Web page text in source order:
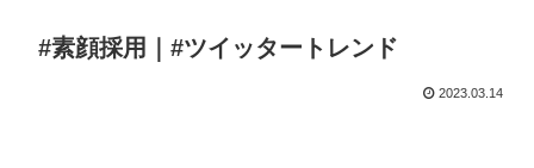
#素顔採用｜#ツイッタートレンド
2023.03.14